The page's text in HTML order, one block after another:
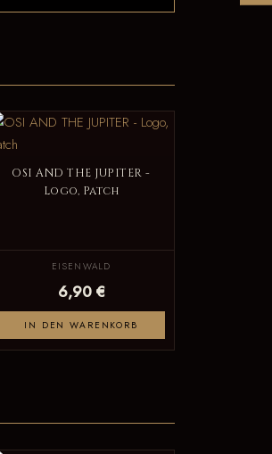
OSI AND THE JUPITER -
Logo, Patch
EISENWALD
6,90 €
IN DEN WARENKORB